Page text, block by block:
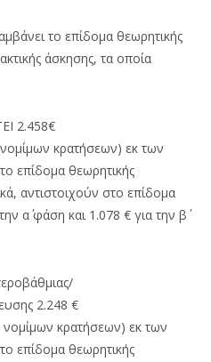
το επίδομα θεωρητικής
άσκησης, τα οποία
2.458€
κρατήσεων) εκ των
επίδομα θεωρητικής
αντιστοιχούν στο επίδομα
α΄ φάση και 1.078 € για την β΄
2.248 €
κρατήσεων) εκ των
επίδομα θεωρητικής